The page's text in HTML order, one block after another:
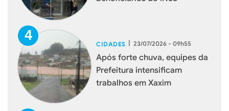
CIDADES | 23/07/2026 - 09h55
Após forte chuva, equipes da
Prefeitura intensificam
trabalhos em Xaxim